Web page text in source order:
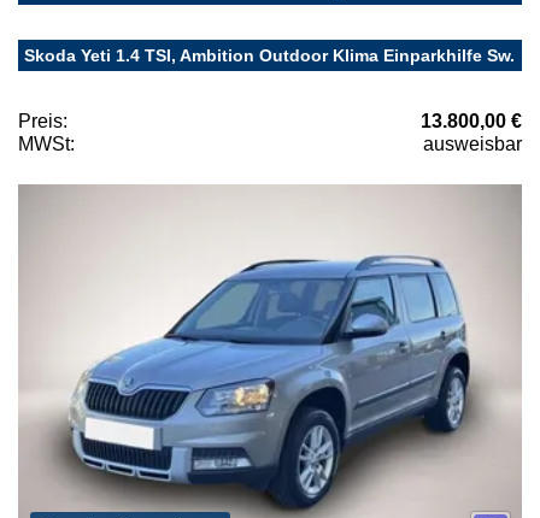
Skoda Yeti 1.4 TSI, Ambition Outdoor Klima Einparkhilfe Sw.
Preis:
13.800,00 €
MWSt:
ausweisbar